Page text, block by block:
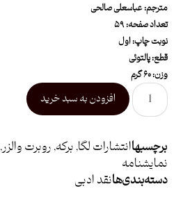
مترجم: عباسعلی صالحی
تعداد صفحه: ۵۹
نوبت چاپ: اول
قطع: پالتوئی
وزن: ۶۰ گرم
افزودن به سبد خرید
برچسبهاانتشارات لگا,برکه,روبرت والزر,
نمایشنامه
دسته بندی هانقد ادبی